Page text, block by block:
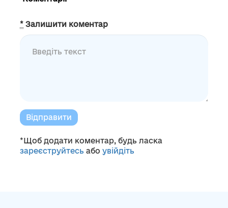
* Залишити коментар
Відправити
*Щоб додати коментар, будь ласка
зареєструйтесь або увійдіть